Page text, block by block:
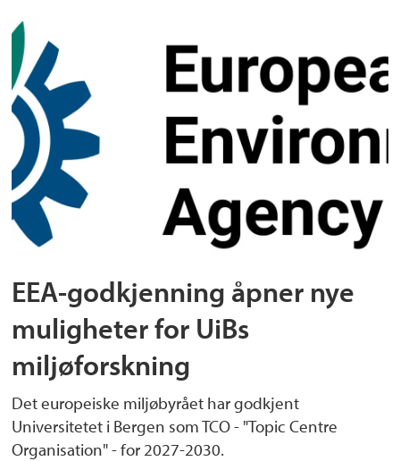
EEA-godkjenning åpner nye
muligheter for UiBs
miljøforskning
Det europeiske miljøbyrået har godkjent
Universitetet i Bergen som TCO - "Topic Centre
Organisation" - for 2027-2030.